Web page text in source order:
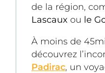
de la région,
Lascaux ou le
À moins de
découvrez
Padirac, un